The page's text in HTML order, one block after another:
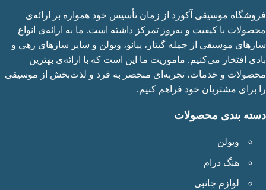
موسیقی آکورد از زمان تأسیس خود همواره بر ارائه‌ی
با کیفیت و به‌روز تمرکز داشته است. ما به ارائه‌ی انواع
موسیقی از جمله گیتار، پیانو، ویولن و سایر سازهای زهی و
افتخار می‌کنیم. ماموریت ما این است که با ارائه‌ی بهترین
و خدمات، تجربه‌ای منحصر به فرد و لذت‌بخش از موسیقی
مشتریان خود فراهم کنیم.
بندی محصولات
ویولن
هنگ درام
لوازم جانبی